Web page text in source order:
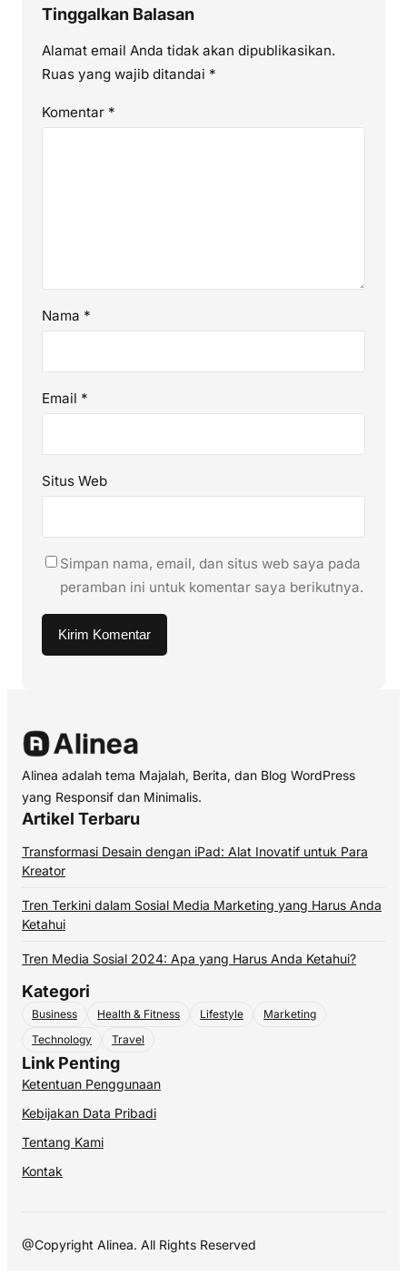
Tinggalkan Balasan
Alamat email Anda tidak akan dipublikasikan.
Ruas yang wajib ditandai *
Komentar *
Nama *
Email *
Situs Web
Simpan nama, email, dan situs web saya pada
peramban ini untuk komentar saya berikutnya.
Alinea adalah tema Majalah, Berita, dan Blog WordPress
yang Responsif dan Minimalis.
Artikel Terbaru
Transformasi Desain dengan iPad: Alat Inovatif untuk Para
Kreator
Tren Terkini dalam Sosial Media Marketing yang Harus Anda
Ketahui
Tren Media Sosial 2024: Apa yang Harus Anda Ketahui?
Kategori
Business Health & Fitness Lifestyle
Marketing
Technology
Travel
Link Penting
Ketentuan Penggunaan
Kebijakan Data Pribadi
Tentang Kami
Kontak
@Copyright Alinea. All Rights Reserved